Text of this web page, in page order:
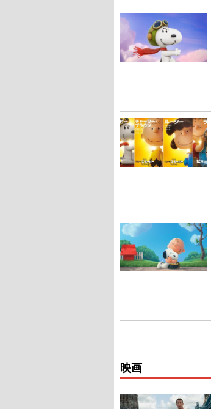
映画